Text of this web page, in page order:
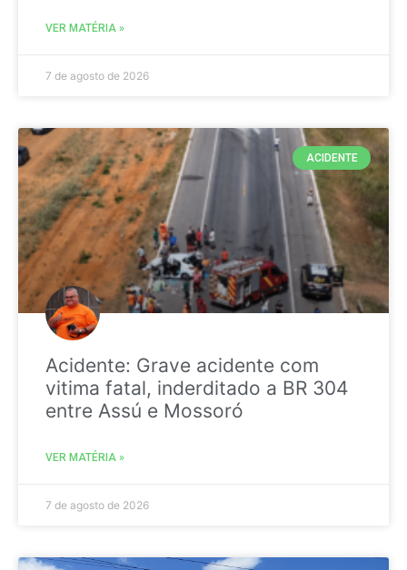
VER MATÉRIA »
7 de agosto de 2026
ACIDENTE
Acidente: Grave acidente com
vitima fatal, inderditado a BR 304
entre Assú e Mossoró
VER MATÉRIA »
7 de agosto de 2026